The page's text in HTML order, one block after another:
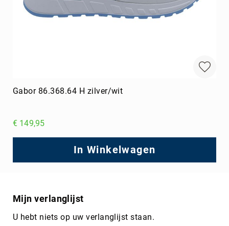
Gabor 86.368.64 H zilver/wit
€ 149,95
In Winkelwagen
Mijn verlanglijst
U hebt niets op uw verlanglijst staan.